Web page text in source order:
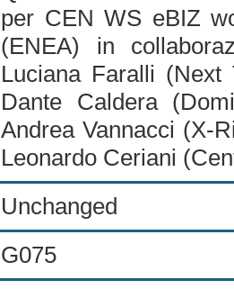
per CEN WS eBIZ
(ENEA) in
Luciana Faralli (Next
Dante Caldera
Andrea Vannacci (X-
Leonardo Ceriani
Unchanged
G075